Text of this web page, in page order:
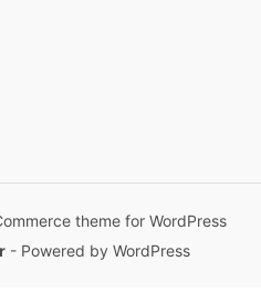
theme for WordPress
- Powered by WordPress